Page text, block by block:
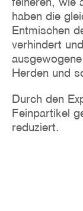
haben die
Entmischen
verhindert
Herden und
Durch den
Feinpartikel
reduziert.